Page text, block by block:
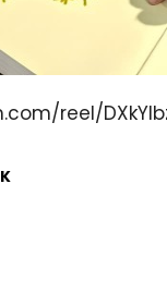
reel/